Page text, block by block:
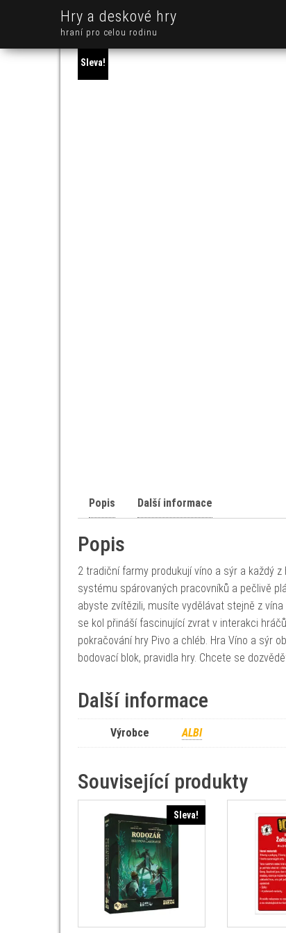
Hry a deskové hry
hraní pro celou rodinu
Sleva!
Popis Další informace
Popis
2 tradiční farmy produkují víno a sýr a každý
systému spárovaných pracovníků a pečlivě
abyste zvítězili, musíte vydělávat stejně z
se kol přináší fascinující zvrat v interakci
pokračování hry Pivo a chléb. Hra Víno a sýr
bodovací blok, pravidla hry. Chcete se
Další informace
Výrobce ALBI
Související produkty
Sleva!